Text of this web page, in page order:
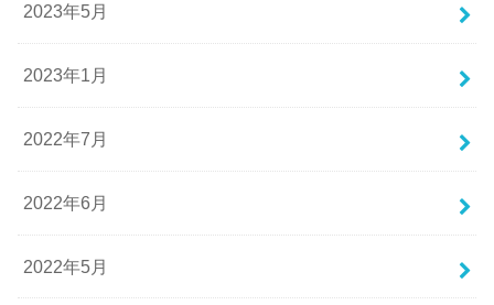
2023年5月
2023年1月
2022年7月
2022年6月
2022年5月